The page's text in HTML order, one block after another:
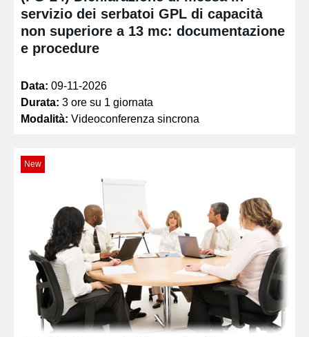
servizio dei serbatoi GPL di capacità
non superiore a 13 mc: documentazione
e procedure
Data: 09-11-2026
Durata: 3 ore su 1 giornata
Modalità: Videoconferenza sincrona
New